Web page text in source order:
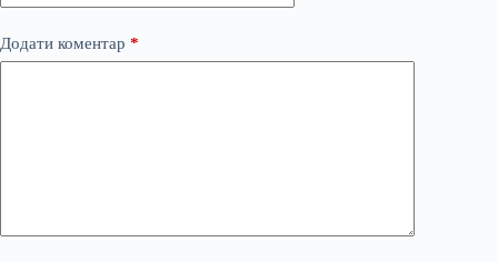
Додати коментар *